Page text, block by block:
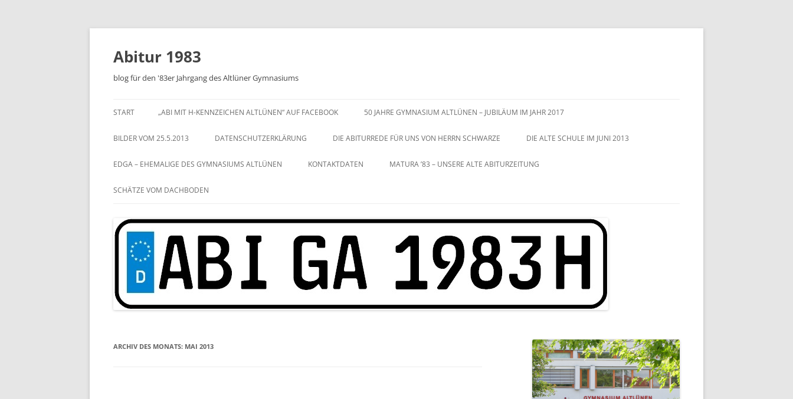
Zum
springen
Abitur 1983
blog für den '83er Jahrgang des Altlüner Gymnasiums
START „ABI MIT H-KENNZEICHEN ALTLÜNEN“ AUF FACEBOOK 50 JAHRE GYMNASIUM ALTLÜNEN – JUBILÄUM IM JAHR 2017
BILDER VOM 25.5.2013 DATENSCHUTZERKLÄRUNG DIE ABITURREDE FÜR UNS VON HERRN SCHWARZE DIE ALTE SCHULE IM JUNI 2013
EDGA – EHEMALIGE DES GYMNASIUMS ALTLÜNEN KONTAKTDATEN MATURA ’83 – UNSERE ALTE ABITURZEITUNG
SCHÄTZE VOM DACHBODEN
ARCHIV DES MONATS: MAI 2013